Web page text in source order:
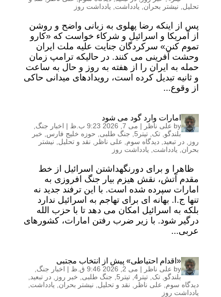
تحلیل
نیشتر بحران یادداشت یادداشت روز
پس از اینکه رضا پهلوی به زبانی واضح و روشن
از آمریکا و اسرائیل و شرکاء خواست که «کارو
تموم کنن» سرکردگان جنایت علیه ملت ایران
وحشت آفرینی می کنند. در حالیکه ترامپ زمان
حمله به ایران را از هفته به روز و حال به ساعت
و ثانیه تبدیل کرده است، رویدادهای میدانی حاکی
از وقوع...
امارات وارد گود می شود
by علی ناظر | می 7, 2026 9:23 ب.ظ | اخبار جنگ
بلندگو تک تیتر5 جنگ طلبی حوزه خلیج فارس
خبر
روز
در تبعید دیدگاه سوم علی ناظر نقد و تحلیل
نیشتر
بحران
یادداشت یادداشت روز
ظاهرا و برای دورنگهداشتن اسرائیل از خط
مقدم آتش، نقش هیزم بیار جنگ افروزی به
امارات سپرده شده است. با این ترفند جدید نه
تنها ج.ا. بهانه ای برای تهاجم به اسرائیل ندارد
بلکه به اسرائیل امکان می دهد تا با حزب الله
درگیر شود. با زیر ضرب رفتن امارات، کشورهای
عربی...
«اقدام احتیاطی» پیش از انتخاب مجتبی
by علی ناظر | می 2, 2026 9:46 ق.ظ | اخبار جنگ
بلندگو تک تیتر4 , تیتر5 جنگ طلبی خبر روز در تبعید
دیدگاه سوم
علی ناظر نقد و تحلیل نیشتر بحران یادداشت
یادداشت روز